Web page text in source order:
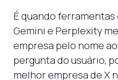
É quando ferramentas
Gemini e Perplexity
empresa pelo nome
pergunta do usuário,
melhor empresa de X